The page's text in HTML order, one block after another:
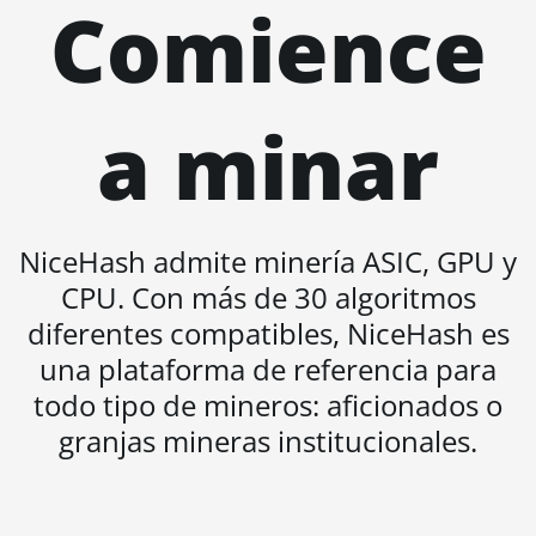
BITMAIN
AntMiner AL1
(16.6Th)
BITMAIN
BITMAIN
AntMiner K5
BITMAIN
AntMiner K7
BITMAIN
AntMiner KA3
BITMAIN
Comience
a minar
NiceHash admite minería ASIC, GPU y
CPU. Con más de 30 algoritmos
diferentes compatibles, NiceHash es
una plataforma de referencia para
todo tipo de mineros: aficionados o
granjas mineras institucionales.